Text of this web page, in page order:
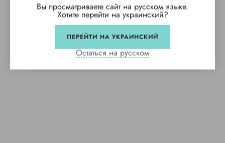
Вы просматриваете сайт на русском языке.
Хотите перейти на украинский?
ПЕРЕЙТИ НА УКРАИНСКИЙ
Остаться на русском